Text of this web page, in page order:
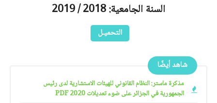
السنة الجامعية: 2018 / 2019
التحميـل
شاهد أيضًا
مذكرة ماستر: النظام القانوني للهيئات الاستشارية لدى رئيس
الجمهورية في الجزائر على ضوء تعديلات 2020 PDF